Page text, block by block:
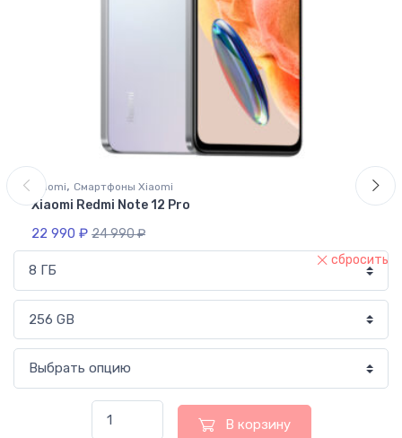
Xiaomi, Cмартфоны Xiaomi
Xiaomi Redmi Note 12 Pro
22 990 ₽ 24 990₽
сбросить
В корзину